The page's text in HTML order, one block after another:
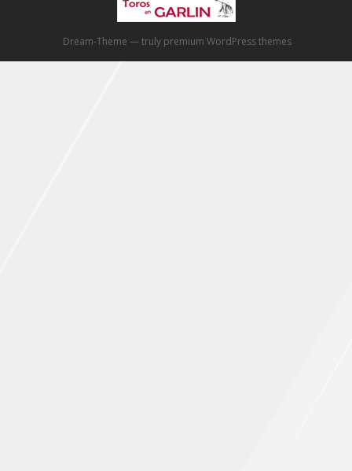
La Peña
Dream-Theme — truly premium WordPress themes